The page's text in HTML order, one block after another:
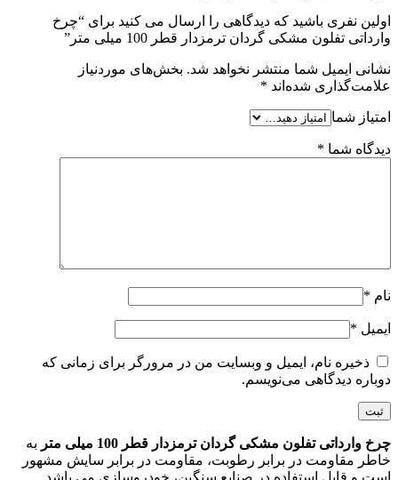
اولین نفری باشید که دیدگاهی را ارسال می کنید برای “چرخ
وارداتی تفلون مشکی گردان ترمزدار قطر 100 میلی متر”
نشانی ایمیل شما منتشر نخواهد شد. بخش‌های موردنیاز
علامت‌گذاری شده‌اند *
امتیاز شما
دیدگاه شما *
نام *
ایمیل *
ذخیره نام، ایمیل و وبسایت من در مرورگر برای زمانی که
دوباره دیدگاهی می‌نویسم.
چرخ وارداتی تفلون مشکی گردان ترمزدار قطر 100 میلی متر
به
خاطر مقاومت در برابر رطوبت، مقاومت در برابر سایش مشهور
است و قابل استفاده در صنایع سنگین، خودروسازی می باشد.